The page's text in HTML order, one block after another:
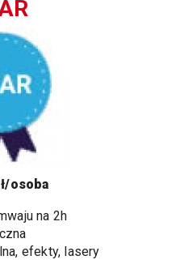
osoba
na 2h
efekty, lasery